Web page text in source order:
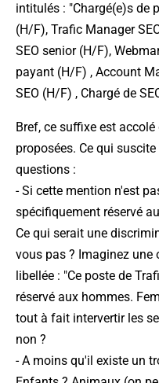
intitulés : "Chargé(e)s de
(H/F), Trafic Manager
SEO senior (H/F),
payant (H/F) , Account
SEO (H/F) , Chargé de
Bref, ce suffixe est
proposées. Ce qui
questions :
- Si cette mention n'est
spécifiquement réservé
Ce qui serait une
vous pas ? Imaginez
libellée : "Ce poste de
réservé aux hommes.
tout à fait intervertir les
non ?
- A moins qu'il existe un